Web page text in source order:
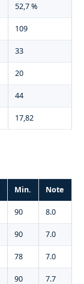
52,7 %
109
33
20
44
17,82
Min. Note
90 8.0
90 7.0
78 7.0
90 7.7